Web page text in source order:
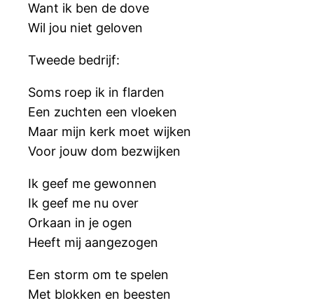
Want ik ben de dove
Wil jou niet geloven
Tweede bedrijf:
Soms roep ik in flarden
Een zuchten een vloeken
Maar mijn kerk moet wijken
Voor jouw dom bezwijken
Ik geef me gewonnen
Ik geef me nu over
Orkaan in je ogen
Heeft mij aangezogen
Een storm om te spelen
Met blokken en beesten